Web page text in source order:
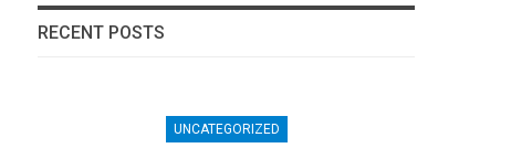
RECENT POSTS
UNCATEGORIZED